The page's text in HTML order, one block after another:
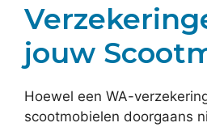
jouw
Hoewel een WA-
scootmobielen doorgaans